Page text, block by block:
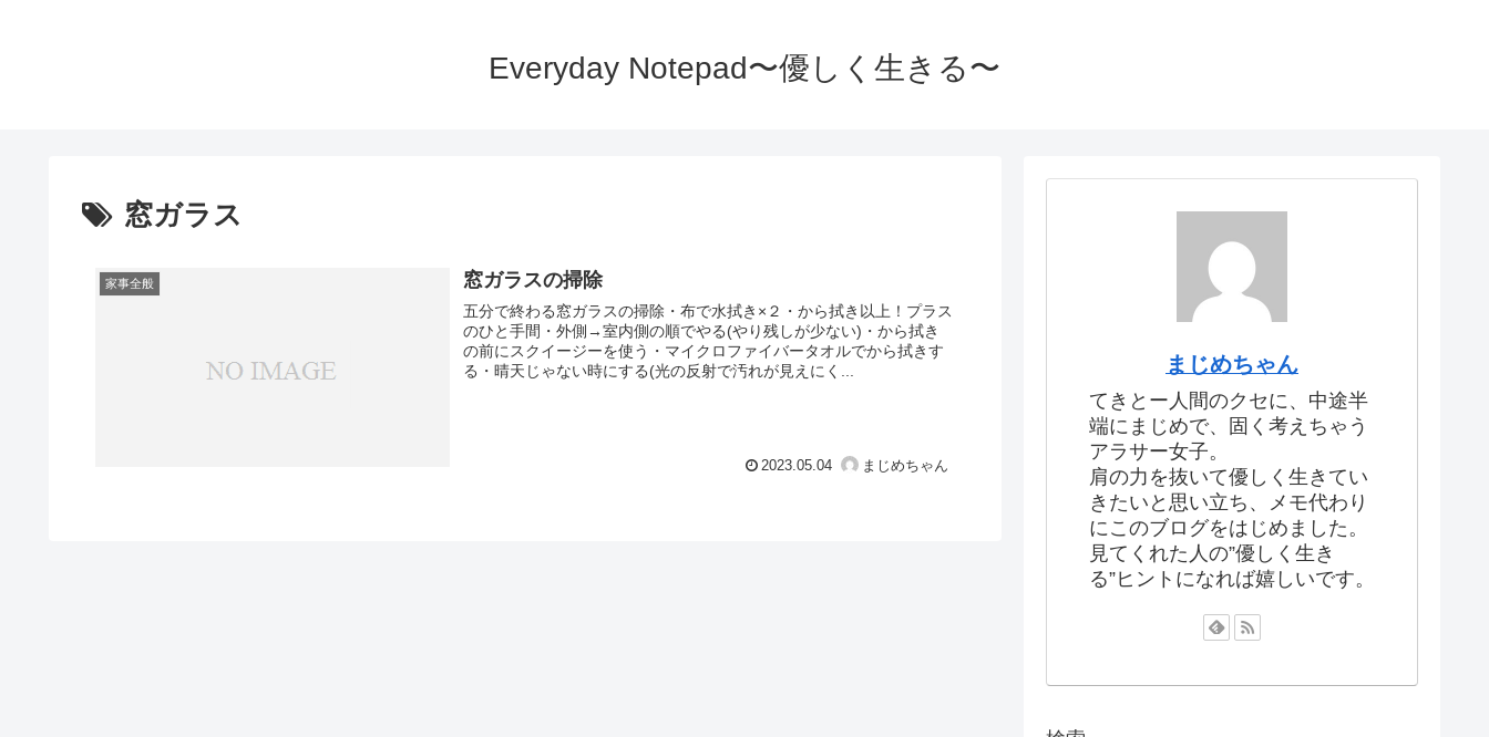
Everyday Notepad〜優しく生きる〜
窓ガラス
家事全般 窓ガラスの掃除
五分で終わる窓ガラスの掃除・布で水拭き×２・から拭き以上！プラス
のひと手間・外側→室内側の順でやる(やり残しが少ない)・から拭き
の前にスクイージーを使う・マイクロファイバータオルでから拭きす
る・晴天じゃない時にする(光の反射で汚れが見えにく...
2023.05.04 まじめちゃん
まじめちゃん
てきとー人間のクセに、中途半
端にまじめで、固く考えちゃう
アラサー女子。
肩の力を抜いて優しく生きてい
きたいと思い立ち、メモ代わり
にこのブログをはじめました。
見てくれた人の”優しく生き
る”ヒントになれば嬉しいです。